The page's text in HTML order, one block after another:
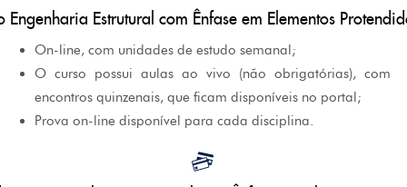
Estrutural com Ênfase em Elementos
On-line, com unidades de estudo semanal;
O curso possui aulas ao vivo (não obrigatórias), com
encontros quinzenais, que ficam disponíveis no portal;
Prova on-line disponível para cada disciplina.